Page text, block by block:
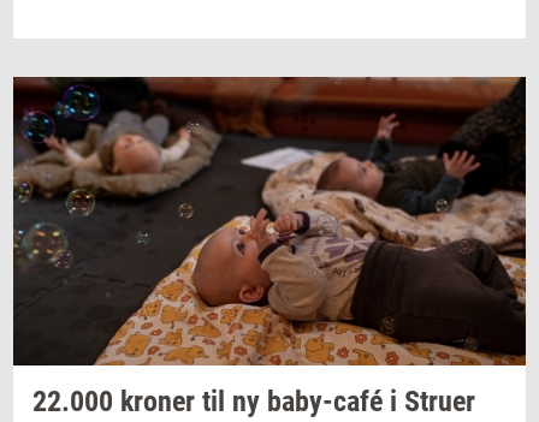
22.000 kro­ner til ny baby-​café i Stru­er